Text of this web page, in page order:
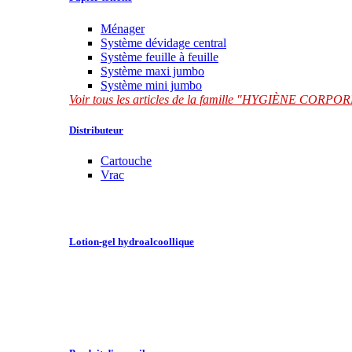
Ménager
Système dévidage central
Système feuille à feuille
Système maxi jumbo
Système mini jumbo
Voir tous les articles de la famille "HYGIÈNE
Distributeur
Cartouche
Vrac
Lotion-gel hydroalcoollique